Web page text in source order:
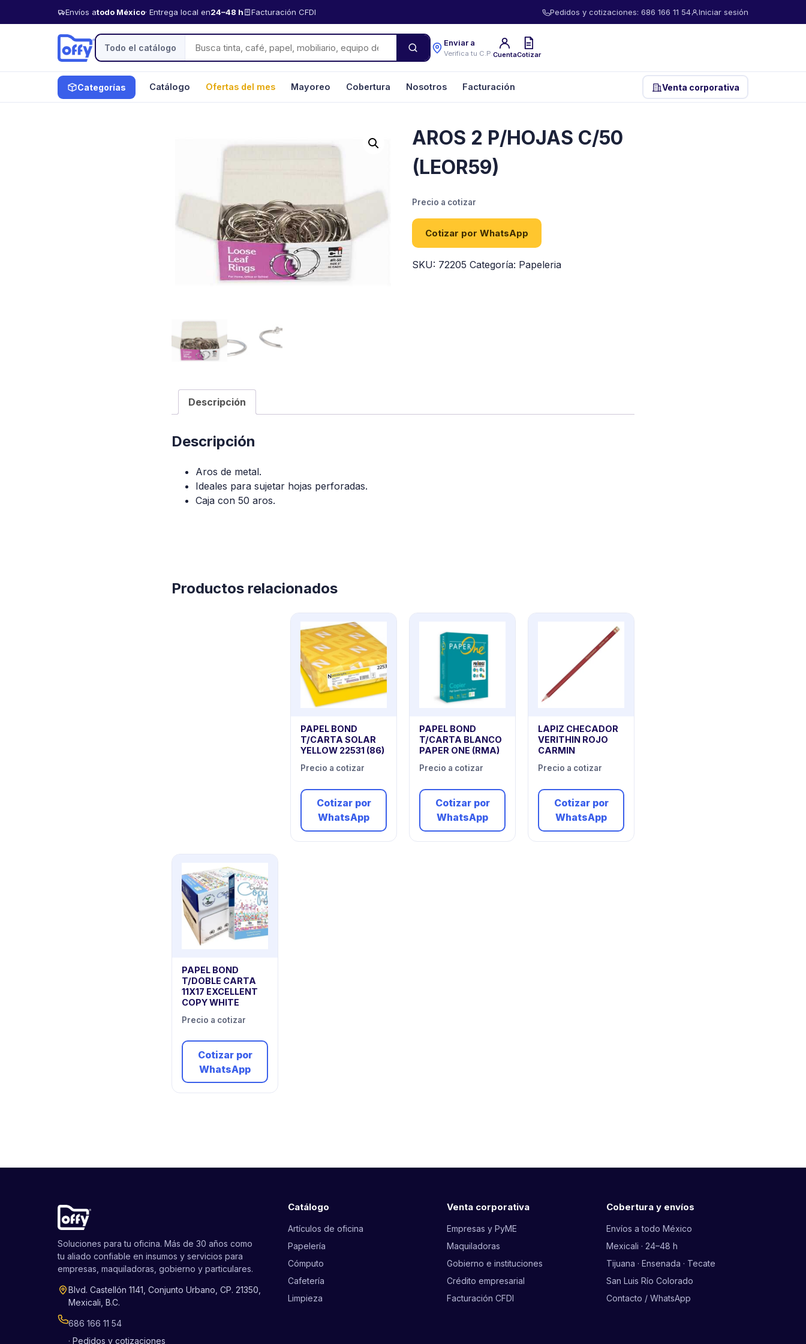
Envíos atodo México· Entrega local en24–48 h Facturación CFDI Pedidos y cotizaciones: 686 166 11 54 Iniciar sesión
Todo el catálogo Enviar a
Verifica tu C.P.CuentaCotizar
Categorías Catálogo Ofertas del mes Mayoreo Cobertura Nosotros Facturación Venta corporativa
AROS 2 P/HOJAS C/50
(LEOR59)
Precio a cotizar
Cotizar por WhatsApp
SKU: 72205 Categoría: Papeleria
Descripción
Descripción
Aros de metal.
Ideales para sujetar hojas perforadas.
Caja con 50 aros.
Productos relacionados
PAPEL BOND
T/CARTA SOLAR
YELLOW 22531 (86)
Precio a cotizar
Cotizar por
WhatsApp
PAPEL BOND
T/CARTA BLANCO
PAPER ONE (RMA)
Precio a cotizar
Cotizar por
WhatsApp
LAPIZ CHECADOR
VERITHIN ROJO
CARMIN
Precio a cotizar
Cotizar por
WhatsApp
PAPEL BOND
T/DOBLE CARTA
11X17 EXCELLENT
COPY WHITE
Precio a cotizar
Cotizar por
WhatsApp
Soluciones para tu oficina. Más de 30 años como
tu aliado confiable en insumos y servicios para
empresas, maquiladoras, gobierno y particulares.
Blvd. Castellón 1141, Conjunto Urbano, CP. 21350,
Mexicali, B.C.
686 166 11 54
· Pedidos y cotizaciones
Catálogo
Artículos de oficina
Papelería
Cómputo
Cafetería
Limpieza
Venta corporativa
Empresas y PyME
Maquiladoras
Gobierno e instituciones
Crédito empresarial
Facturación CFDI
Cobertura y envíos
Envíos a todo México
Mexicali · 24–48 h
Tijuana · Ensenada · Tecate
San Luis Río Colorado
Contacto / WhatsApp